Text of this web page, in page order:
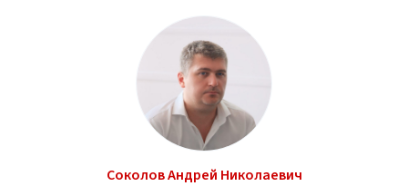
Соколов Андрей Николаевич